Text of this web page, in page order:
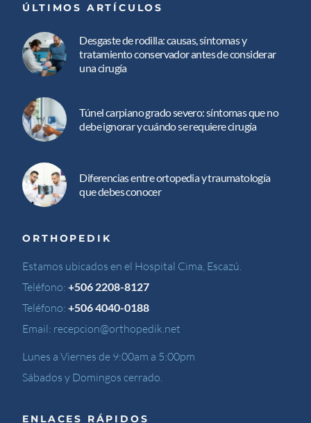
ÚLTIMOS ARTÍCULOS
Desgaste de rodilla: causas, síntomas y
tratamiento conservador antes de considerar
una cirugía
Túnel carpiano grado severo: síntomas que no
debe ignorar y cuándo se requiere cirugía
Diferencias entre ortopedia y traumatología
que debes conocer
ORTHOPEDIK
Estamos ubicados en el Hospital Cima, Escazú.
Teléfono:+506 2208-8127
Teléfono:+506 4040-0188
Email: recepcion@orthopedik.net
Lunes a Viernes de 9:00am a 5:00pm
Sábados y Domingos cerrado.
ENLACES RÁPIDOS